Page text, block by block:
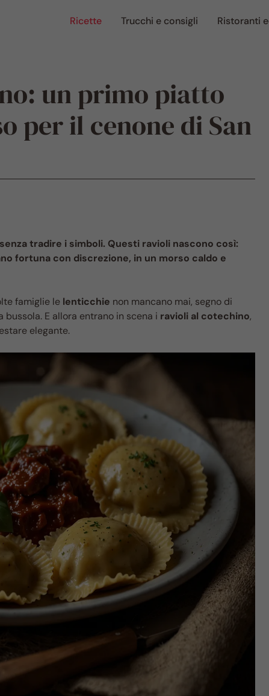
Ricette Trucchi e consigli Ristoranti
un primo piatto
per il cenone di San
tradire i simboli. Questi ravioli nascono così:
fortuna con discrezione, in un morso caldo e
famiglie le lenticchie non mancano mai, segno di
bussola. E allora entrano in scena i ravioli al cotechino,
elegante.